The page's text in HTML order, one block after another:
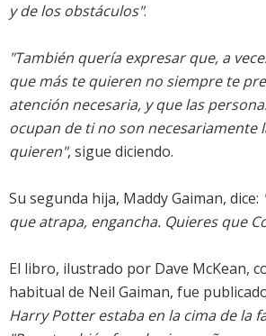
y de los obstáculos".
"También quería expresar que, a
que más te quieren no siempre te
atención necesaria, y que las
ocupan de ti no son necesariamente
quieren", sigue diciendo.
Su segunda hija, Maddy Gaiman, dice:
que atrapa, engancha. Quieres que
El libro, ilustrado por Dave McKean,
habitual de Neil Gaiman, fue
Harry Potter estaba en la cima de la